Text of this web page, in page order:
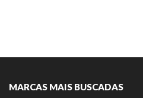
MARCAS MAIS BUSCADAS